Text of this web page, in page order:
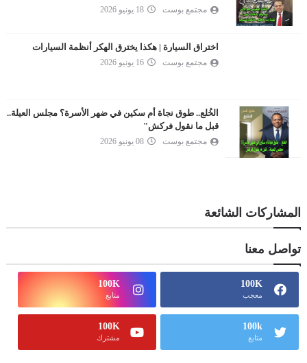
مجتمع بوست 18 يونيو 2026
اختراق السيارة | هكذا يخترق الهكر أنظمة السيارات
مجتمع بوست 16 يونيو 2026
الخُلع.. طوق نجاة أم سكين في ضهر الأسرة؟ مجلس العيلة..
قبل ما نقول فركش"
مجتمع بوست 08 يونيو 2026
المشاركات الشائعة
تواصل معنا
100K
معجب
100K
متابع
100k
متابع
100K
مشترك